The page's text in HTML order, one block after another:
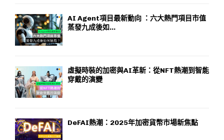
AI Agent項目最新動向 ：六大熱門項目市值
蒸發九成後如...
虛擬時裝的加密與AI革新：從NFT熱潮到智能
穿戴的演變
DeFAI熱潮：2025年加密貨幣市場新焦點